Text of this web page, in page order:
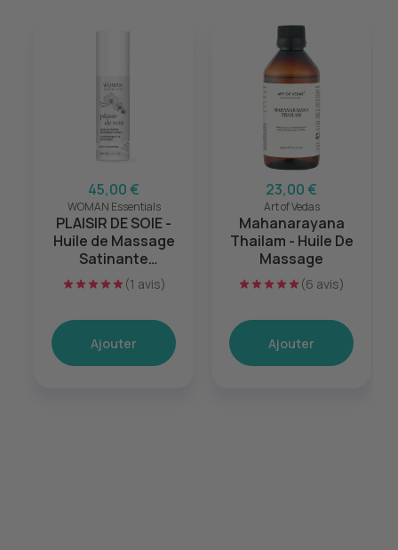
45,00 €
WOMAN Essentials
PLAISIR DE SOIE -
Huile de Massage
Satinante
Lubrifiante Intime -
110ml
(1 avis)
Ajouter
23,00 €
Art of Vedas
Mahanarayana
Thailam - Huile De
Massage
(6 avis)
Ajouter